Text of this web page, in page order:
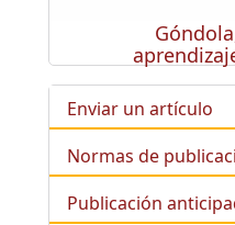
Enviar un artículo
Normas de
Publicación